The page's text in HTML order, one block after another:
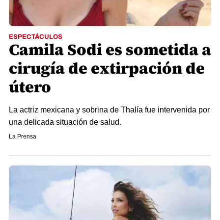
ESPECTÁCULOS
Camila Sodi es sometida a
cirugía de extirpación de
útero
La actriz mexicana y sobrina de Thalía fue intervenida por
una delicada situación de salud.
La Prensa